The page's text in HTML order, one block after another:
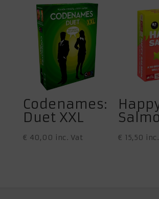
Codenames:
Duet XXL
€ 40,00 inc. Vat € 15,50